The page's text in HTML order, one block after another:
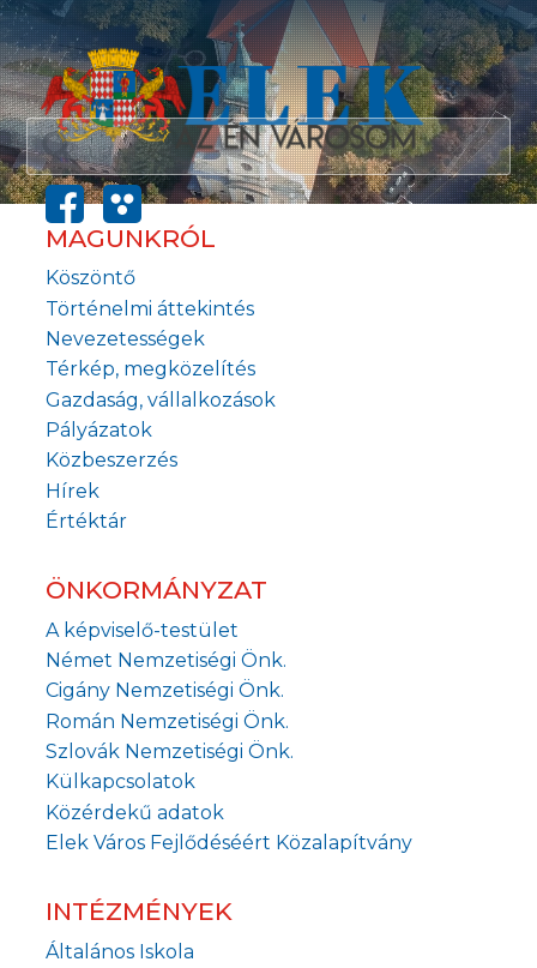
MAGUNKRÓL
Köszöntő
Történelmi áttekintés
Nevezetességek
Térkép, megközelítés
Gazdaság, vállalkozások
Pályázatok
Közbeszerzés
Hírek
Értéktár
ÖNKORMÁNYZAT
A képviselő-testület
Német Nemzetiségi Önk.
Cigány Nemzetiségi Önk.
Román Nemzetiségi Önk.
Szlovák Nemzetiségi Önk.
Külkapcsolatok
Közérdekű adatok
Elek Város Fejlődéséért Közalapítvány
INTÉZMÉNYEK
Általános Iskola